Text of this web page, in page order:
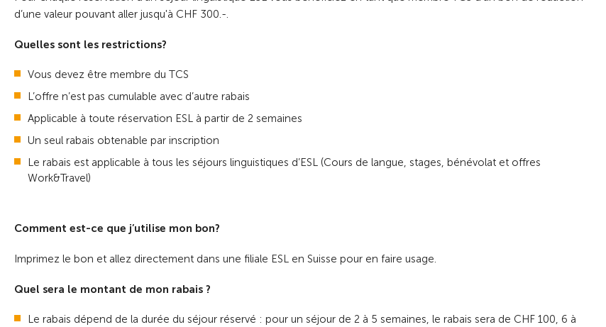
d’une valeur pouvant aller jusqu'à CHF 300.-.
Quelles sont les restrictions?
Vous devez être membre du TCS
L’offre n’est pas cumulable avec d’autre rabais
Applicable à toute réservation ESL à partir de 2 semaines
Un seul rabais obtenable par inscription
Le rabais est applicable à tous les séjours linguistiques d’ESL (Cours de langue, stages, bénévolat et offres
Work&Travel)
Comment est-ce que j’utilise mon bon?
Imprimez le bon et allez directement dans une filiale ESL en Suisse pour en faire usage.
Quel sera le montant de mon rabais ?
Le rabais dépend de la durée du séjour réservé : pour un séjour de 2 à 5 semaines, le rabais sera de CHF 100, 6 à